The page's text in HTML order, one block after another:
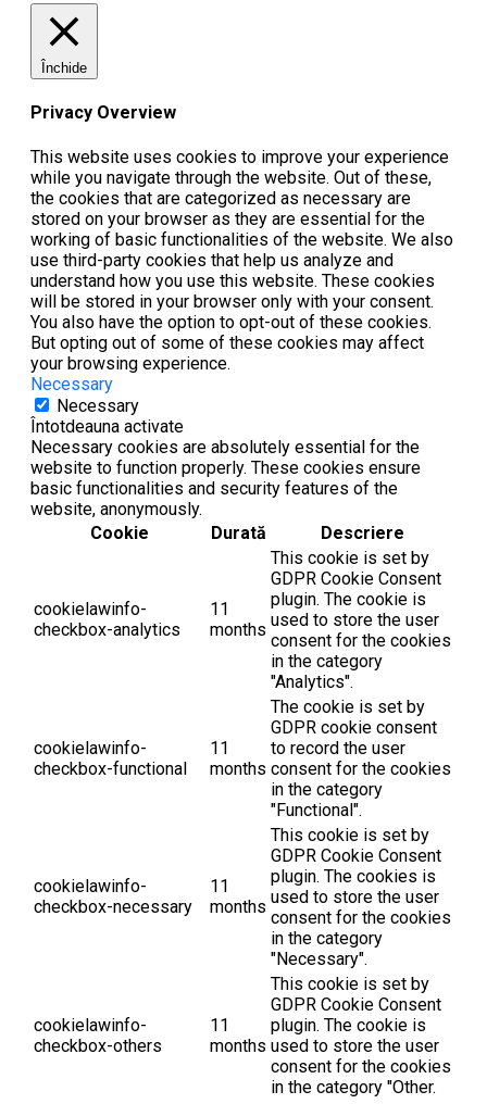
Închide
Privacy Overview
This website uses cookies to improve your experience
while you navigate through the website. Out of these,
the cookies that are categorized as necessary are
stored on your browser as they are essential for the
working of basic functionalities of the website. We also
use third-party cookies that help us analyze and
understand how you use this website. These cookies
will be stored in your browser only with your consent.
You also have the option to opt-out of these cookies.
But opting out of some of these cookies may affect
your browsing experience.
Necessary
Necessary
Întotdeauna activate
Necessary cookies are absolutely essential for the
website to function properly. These cookies ensure
basic functionalities and security features of the
website, anonymously.
Cookie
Durată Descriere
cookielawinfo-
checkbox-analytics
11
months
This cookie is set by
GDPR Cookie Consent
plugin. The cookie is
used to store the user
consent for the cookies
in the category
"Analytics".
cookielawinfo-
checkbox-functional
11
months
The cookie is set by
GDPR cookie consent
to record the user
consent for the cookies
in the category
"Functional".
cookielawinfo-
checkbox-necessary
11
months
This cookie is set by
GDPR Cookie Consent
plugin. The cookies is
used to store the user
consent for the cookies
in the category
"Necessary".
cookielawinfo-
checkbox-others
11
months
This cookie is set by
GDPR Cookie Consent
plugin. The cookie is
used to store the user
consent for the cookies
in the category "Other.